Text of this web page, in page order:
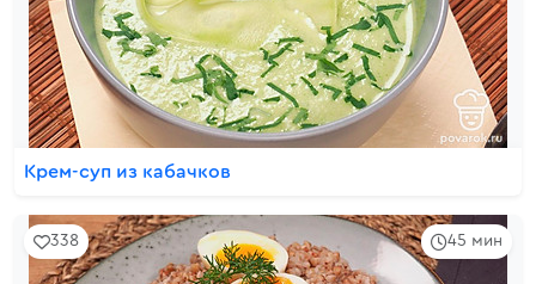
Крем-суп из кабачков
45 мин
338